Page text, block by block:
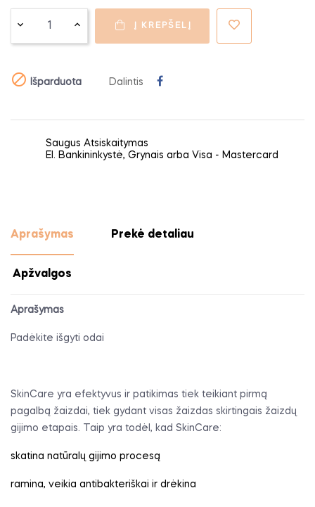
Į KREPŠELĮ
 Išparduota Dalintis
Saugus Atsiskaitymas
El. Bankininkystė, Grynais arba Visa - Mastercard
Aprašymas Prekė detaliau
Apžvalgos
Aprašymas
Padėkite išgyti odai
SkinCare yra efektyvus ir patikimas tiek teikiant pirmą
pagalbą žaizdai, tiek gydant visas žaizdas skirtingais žaizdų
gijimo etapais. Taip yra todėl, kad SkinCare:
skatina natūralų gijimo procesą
ramina, veikia antibakteriškai ir drėkina